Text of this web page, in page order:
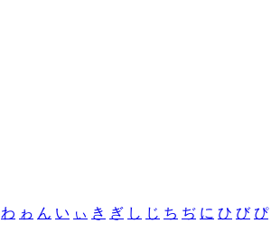
わ ゎ ん い ぃ き ぎ し じ ち ぢ に ひ び ぴ